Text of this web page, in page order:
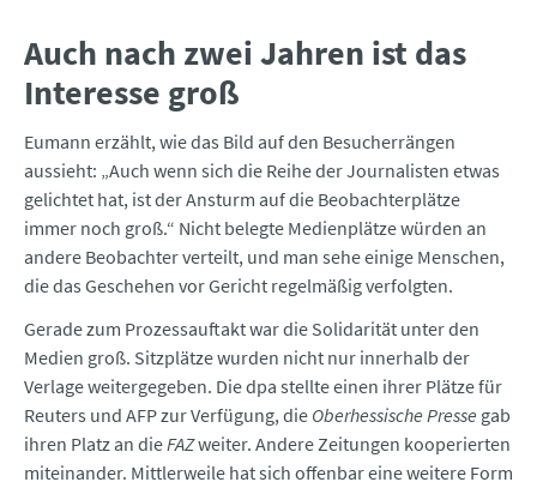
Auch nach zwei Jahren ist das
Interesse groß
Eumann erzählt, wie das Bild auf den Besucherrängen
aussieht: „Auch wenn sich die Reihe der Journalisten etwas
gelichtet hat, ist der Ansturm auf die Beobachterplätze
immer noch groß.“ Nicht belegte Medienplätze würden an
andere Beobachter verteilt, und man sehe einige Menschen,
die das Geschehen vor Gericht regelmäßig verfolgten.
Gerade zum Prozessauftakt war die Solidarität unter den
Medien groß. Sitzplätze wurden nicht nur innerhalb der
Verlage weitergegeben. Die dpa stellte einen ihrer Plätze für
Reuters und AFP zur Verfügung, die Oberhessische Presse gab
ihren Platz an dieFAZweiter. Andere Zeitungen kooperierten
miteinander. Mittlerweile hat sich offenbar eine weitere Form